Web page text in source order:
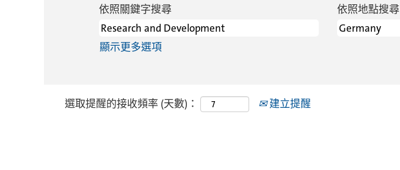
依照關鍵字搜尋 依照地點搜尋
顯示更多選項
選取提醒的接收頻率 (天數)： 建立提醒